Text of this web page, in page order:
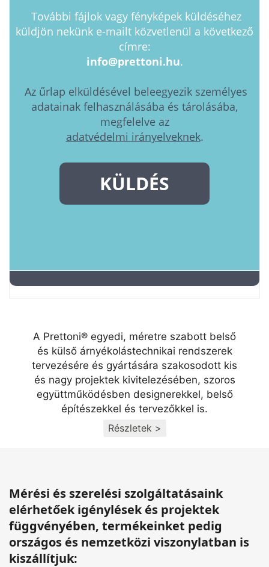
A Prettoni® egyedi, méretre szabott belső
és külső árnyékolástechnikai rendszerek
tervezésére és gyártására szakosodott kis
és nagy projektek kivitelezésében, szoros
együttműködésben designerekkel, belső
építészekkel és tervezőkkel is.
Részletek >
Mérési és szerelési szolgáltatásaink
elérhetőek igénylések és projektek
függvényében, termékeinket pedig
országos és nemzetközi viszonylatban is
kiszállítjuk: